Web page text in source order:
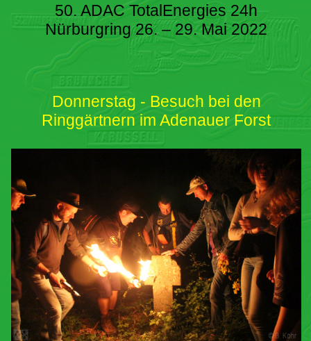
50. ADAC TotalEnergies 24h
Nürburgring 26. – 29. Mai 2022
Donnerstag - Besuch bei den
Ringgärtnern im Adenauer Forst